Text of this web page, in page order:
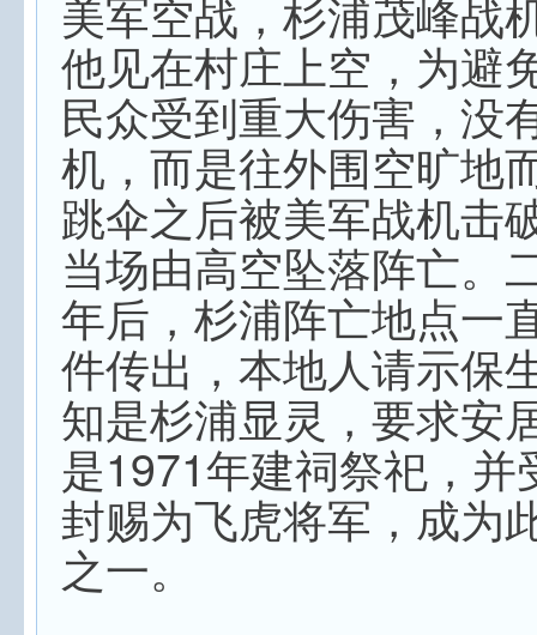
美军空战，杉浦茂峰战
他见在村庄上空，为避
民众受到重大伤害，没
机，而是往外围空旷地
跳伞之后被美军战机击
当场由高空坠落阵亡。
年后，杉浦阵亡地点一
件传出，本地人请示保
知是杉浦显灵，要求安
是1971年建祠祭祀，并
封赐为飞虎将军，成为
之一。